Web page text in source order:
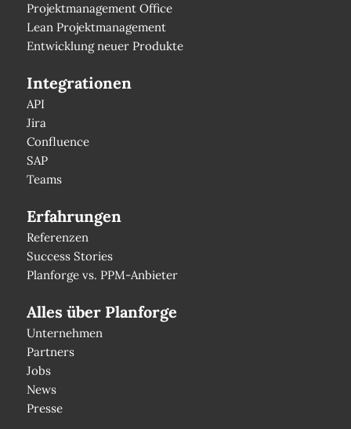
Projektmanagement Office
Lean Projektmanagement
Entwicklung neuer Produkte
Integrationen
API
Jira
Confluence
SAP
Teams
Erfahrungen
Referenzen
Success Stories
Planforge vs. PPM-Anbieter
Alles über Planforge
Unternehmen
Partners
Jobs
News
Presse